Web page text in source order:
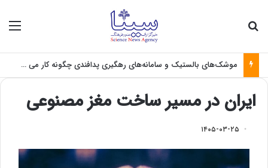
موشک‌های بالستیک و سامانه‌های رهگیری پدافندی چگونه کار می کنند؟
ایران در مسیر ساخت مغز مصنوعی
۱۴۰۵-۰۳-۲۵